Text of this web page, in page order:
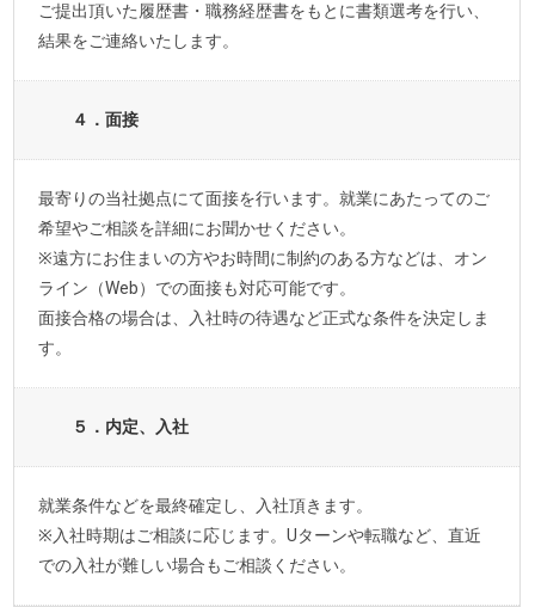
ご提出頂いた履歴書・職務経歴書をもとに書類選考を行い、
結果をご連絡いたします。
４．面接
最寄りの当社拠点にて面接を行います。就業にあたってのご
希望やご相談を詳細にお聞かせください。
※遠方にお住まいの方やお時間に制約のある方などは、オン
ライン（Web）での面接も対応可能です。
面接合格の場合は、入社時の待遇など正式な条件を決定しま
す。
５．内定、入社
就業条件などを最終確定し、入社頂きます。
※入社時期はご相談に応じます。Uターンや転職など、直近
での入社が難しい場合もご相談ください。